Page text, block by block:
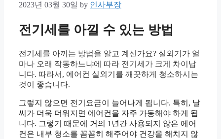
2023년 03월 30일 by 인사부장
전기세를 아낄 수 있는 방법
전기세를 아끼는 방법을 알고 계신가요? 실외기가 얼
마나 오래 작동하느냐에 따라 전기세가 크게 차이납
니다. 따라서, 에어컨 실외기를 깨끗하게 청소하시는
것이 좋습니다.
그렇지 않으면 전기요금이 늘어나게 됩니다. 특히, 날
씨가 더욱 더워지면 에어컨을 자주 가동해야 하게 됩
니다. 그렇기 때문에 거의 1년간 사용되지 않은 에어
컨은 내부 청소를 꼼꼼히 해주어야 건강을 해치지 않